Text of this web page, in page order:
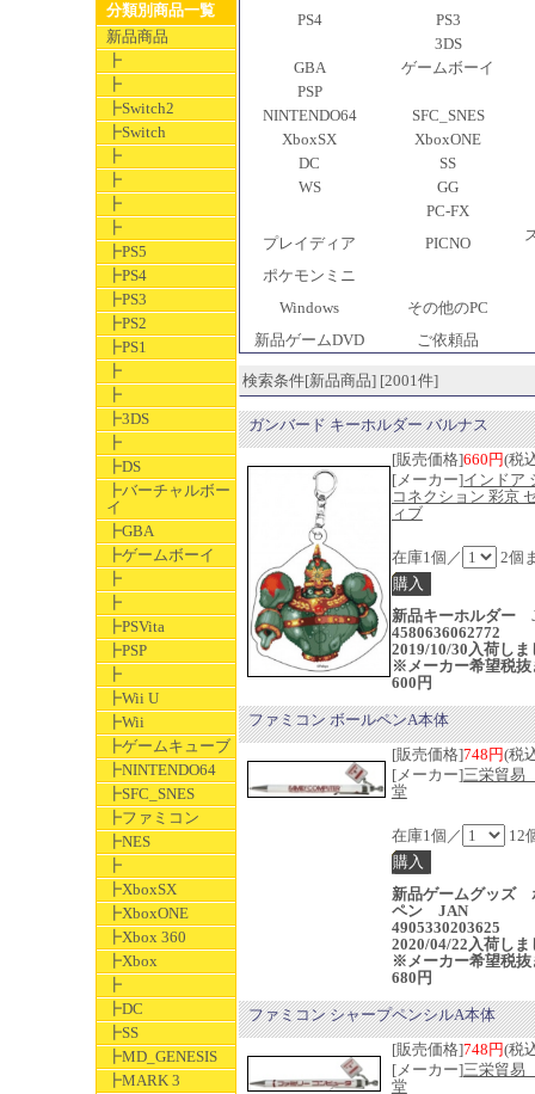
分類別商品一覧
新品商品
┣
┣
┣Switch2
┣Switch
┣
┣
┣
┣
┣PS5
┣PS4
┣PS3
┣PS2
┣PS1
┣
┣
┣3DS
┣
┣DS
┣バーチャルボー
イ
┣GBA
┣ゲームボーイ
┣
┣
┣PSVita
┣PSP
┣
┣Wii U
┣Wii
┣ゲームキューブ
┣NINTENDO64
┣SFC_SNES
┣ファミコン
┣NES
┣
┣XboxSX
┣XboxONE
┣Xbox 360
┣Xbox
┣
┣DC
┣SS
┣MD_GENESIS
┣MARK 3
PS4
PS3
3DS
GBA
ゲームボーイ
PSP
NINTENDO64
SFC_SNES
XboxSX
XboxONE
DC
SS
WS
GG
PC-FX
プレイディア
PICNO
ポケモンミニ
Windows
その他のPC
新品ゲームDVD
ご依頼品
検索条件[新品商品] [2001件]
ガンバード キーホルダー バルナス
[販売価格]660円(税
[メーカー]インドア
コネクション 彩京
ィブ
在庫1個／ 2個
新品キーホルダー
4580636062772
2019/10/30入荷しま
※メーカー希望税抜
600円
ファミコン ボールペンA本体
[販売価格]748円(税
[メーカー]三栄貿
堂
在庫1個／ 12
新品ゲームグッズ
ペン JAN
4905330203625
2020/04/22入荷しま
※メーカー希望税抜
680円
ファミコン シャープペンシルA本体
[販売価格]748円(税
[メーカー]三栄貿
堂